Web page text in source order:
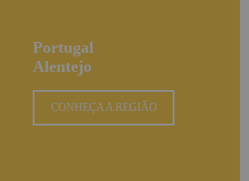
Portugal
Alentejo
CONHEÇA A REGIÃO